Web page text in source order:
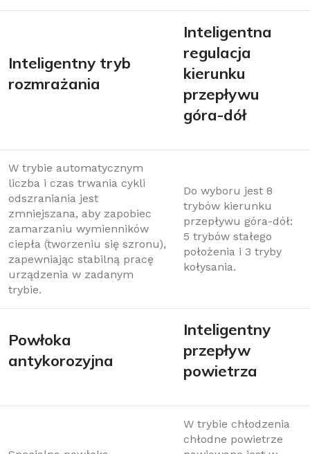
Inteligentny tryb
rozmrażania
Inteligentna
regulacja
kierunku
przepływu
góra-dół
W trybie automatycznym
liczba i czas trwania cykli
odszraniania jest
zmniejszana, aby zapobiec
zamarzaniu wymienników
ciepła (tworzeniu się szronu),
zapewniając stabilną pracę
urządzenia w zadanym
trybie.
Do wyboru jest 8
trybów kierunku
przepływu góra-dół:
5 trybów stałego
położenia i 3 tryby
kołysania.
Powłoka
antykorozyjna
Inteligentny
przepływ
powietrza
W trybie chłodzenia
chłodne powietrze